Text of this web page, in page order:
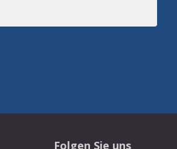
Folgen Sie uns